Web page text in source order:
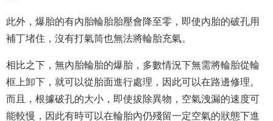
此外，爆胎的有內胎輪胎胎壓會降至零，即使內胎的破孔用
補丁堵住，沒有打氣筒也無法將輪胎充氣。
相比之下，無內胎輪胎的爆胎，多數情況下無需將輪胎從輪
框上卸下，就可以從胎面進行處理，因此可以在路邊修理。
而且，根據破孔的大小，即使拔除異物，空氣洩漏的速度可
能較慢，因此有時可以在輪胎內仍殘留一定空氣的狀態下進